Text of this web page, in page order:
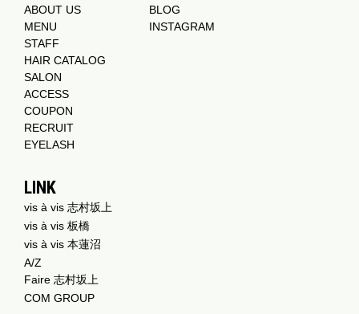
ABOUT US
MENU
STAFF
HAIR CATALOG
SALON
ACCESS
COUPON
RECRUIT
EYELASH
BLOG
INSTAGRAM
LINK
vis à vis 志村坂上
vis à vis 板橋
vis à vis 本蓮沼
A/Z
Faire 志村坂上
COM GROUP